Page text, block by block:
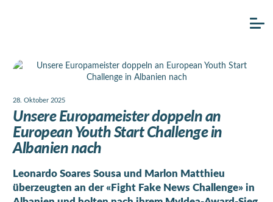
28. Oktober 2025
Unsere Europameister doppeln an
European Youth Start Challenge in
Albanien nach
Leonardo Soares Sousa und Marlon Matthieu
überzeugten an der «Fight Fake News Challenge» in